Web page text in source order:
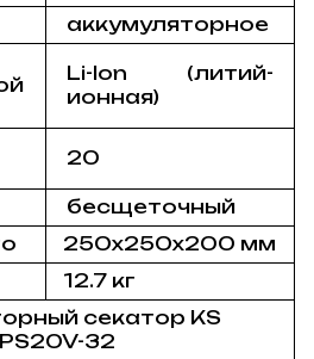
аккумуляторное
Li-Ion (литий-
ионная)
20
бесщеточный
250х250х200 мм
12.7 кг
секатор KS
32